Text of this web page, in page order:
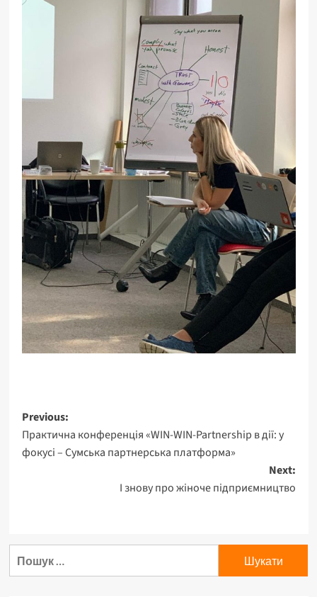
Post
navigation
Previous:
Практична конференція «WIN-WIN-Partnership в дії: у
фокусі – Сумська партнерська платформа»
Next:
І знову про жіноче підприємництво